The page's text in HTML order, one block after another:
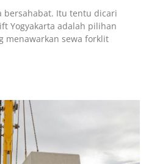
bersahabat. Itu tentu dicari
Yogyakarta adalah pilihan
menawarkan sewa forklit